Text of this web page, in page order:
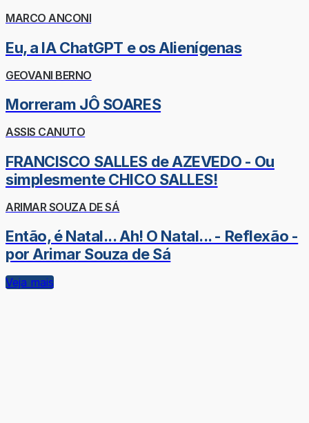
MARCO ANCONI
Eu, a IA ChatGPT e os Alienígenas
GEOVANI BERNO
Morreram JÔ SOARES
ASSIS CANUTO
FRANCISCO SALLES de AZEVEDO - Ou
simplesmente CHICO SALLES!
ARIMAR SOUZA DE SÁ
Então, é Natal... Ah! O Natal... - Reflexão -
por Arimar Souza de Sá
Veja mais